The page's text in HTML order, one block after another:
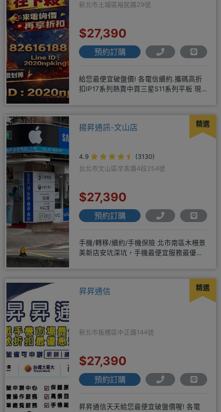
新北市土城區裕民路29號
$27,390
預約訂購
給您最便宜破盤價! 各電信續約.攜碼高折
扣IP17系列熱賣中買三星S11系列平板 現
精選
揚昇通訊-文山店
4.9
(3130)
台北市文山區辛亥路4段254號
$27,390
預約訂購
手機/轉移/續約/手機保險 北市南區木柵景
美新店安坑深坑，手機最便宜服務最優
精選
昇昇通信
新北市板橋區中正路144號
$27,390
預約訂購
昇昇通信天天給您最便宜破盤價喔! 各電